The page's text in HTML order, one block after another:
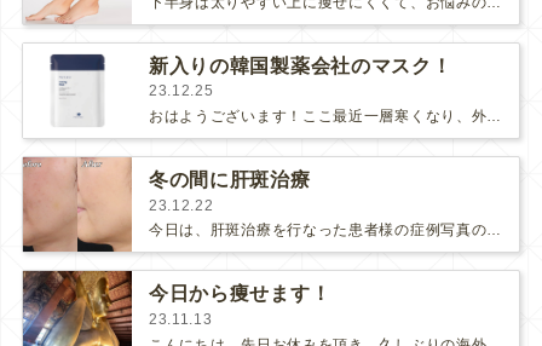
新入りの韓国製薬会社のマスク！
23.12.25
おはようございます！ここ最近一層寒くなり、外に出るのが億劫になってきちゃいますね。もう12月もあっという間に終わってしまいますが…
冬の間に肝斑治療
23.12.22
今日は、肝斑治療を行なった患者様の症例写真の紹介をしたいと思います。50代後半の女性の方です。Afterは、水光注射の「ネオファウ…
今日から痩せます！
23.11.13